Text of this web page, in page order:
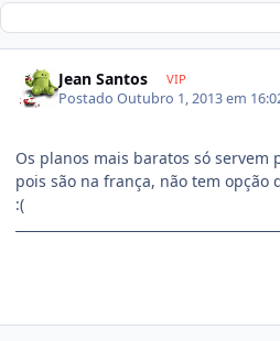
Jean Santos VIP
PostadoOutubro 1, 2013 em
Os planos mais baratos só servem
pois são na frança, não tem opção
:(